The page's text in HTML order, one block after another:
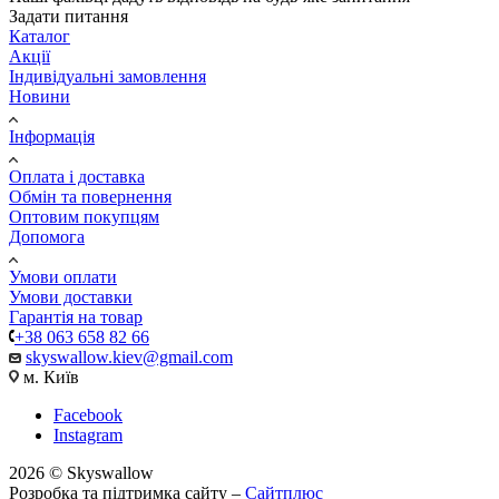
Задати питання
Каталог
Акції
Індивідуальні замовлення
Новини
Інформація
Оплата і доставка
Обмін та повернення
Оптовим покупцям
Допомога
Умови оплати
Умови доставки
Гарантія на товар
+38 063 658 82 66
skyswallow.kiev@gmail.com
м. Київ
Facebook
Instagram
2026 © Skyswallow
Розробка та підтримка сайту – Сайтплюс